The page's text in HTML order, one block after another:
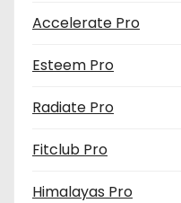
Accelerate Pro
Esteem Pro
Radiate Pro
Fitclub Pro
Himalayas Pro